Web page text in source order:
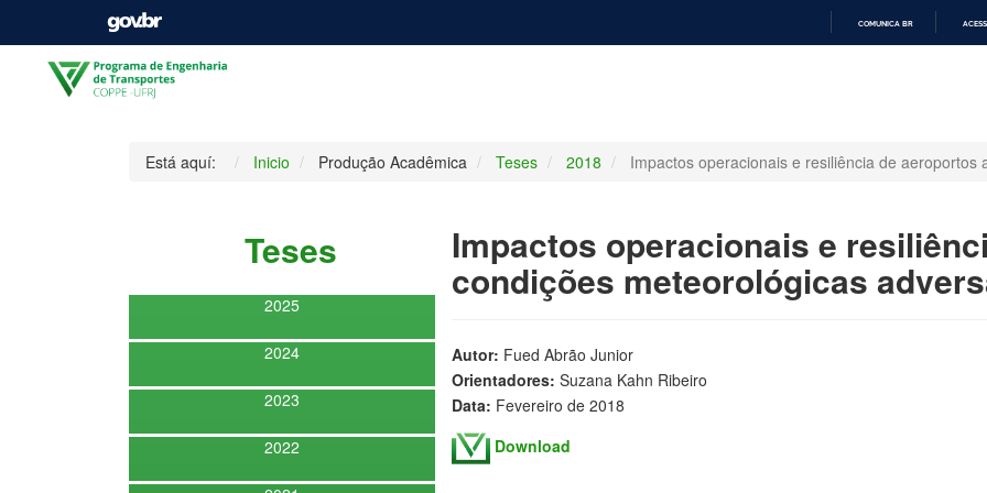
COMUNICA BR
Está aquí: Inicio Produção Acadêmica Teses 2018 Impactos operacionais e resiliência de
Teses
2025
2024
2023
2022
Impactos operacionais e
condições meteorológicas
Autor: Fued Abrão Junior
Orientadores: Suzana Kahn Ribeiro
Data: Fevereiro de 2018
Download